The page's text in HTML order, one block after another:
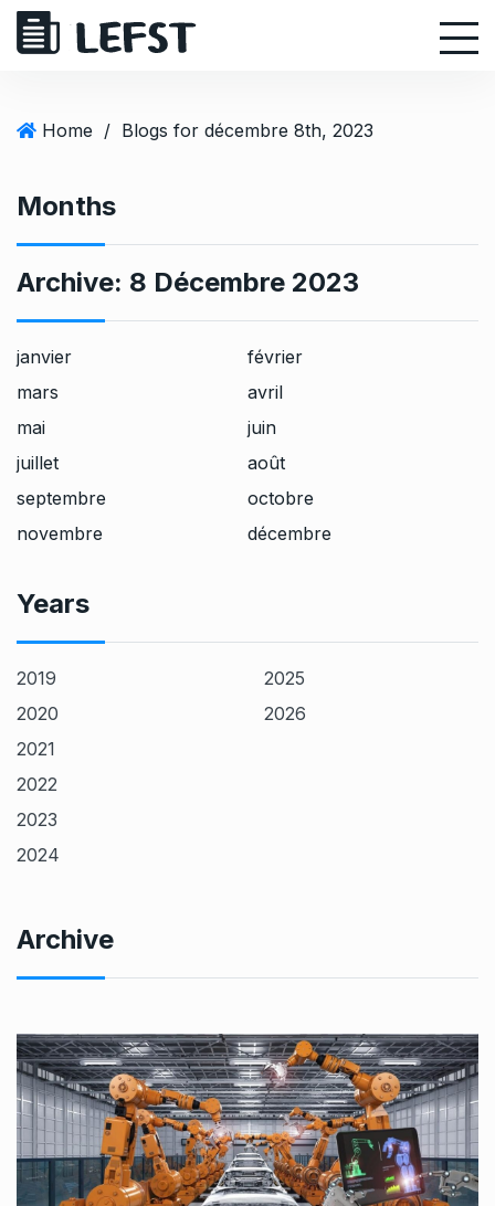
Home / Blogs for décembre 8th, 2023
Months
Archive: 8 Décembre 2023
janvier
février
mars
avril
mai
juin
juillet
août
septembre
octobre
novembre
décembre
Years
2019
2020
2021
2022
2023
2024
2025
2026
Archive